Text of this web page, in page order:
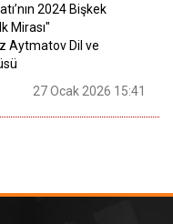
2024 Bişkek
Mirası"
Aytmatov Dil ve
27 Ocak 2026 15:41